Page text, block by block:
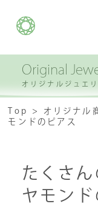
Original
オリジナルジュエ
Top オリジナル
モンドのピアス
たくさ
ヤモン